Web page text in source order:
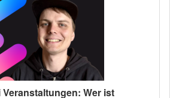
Wer ist